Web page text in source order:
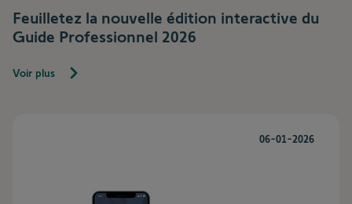
Feuilletez la nouvelle édition interactive du
Guide Professionnel 2026
Voir plus
06-01-2026